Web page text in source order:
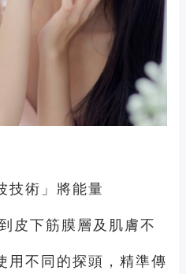
技術」將能量
皮下筋膜層及肌膚不
用不同的探頭，精準傳